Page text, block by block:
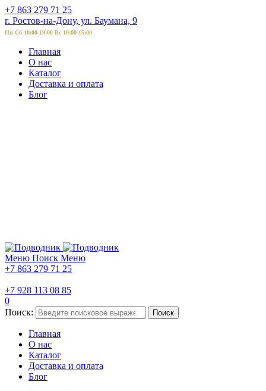
+7 863 279 71 25
г. Ростов-на-Дону, ул. Баумана, 9
Пн-Сб 10:00-19:00 Вс 10:00-15:00
Главная
О нас
Каталог
Доставка и оплата
Блог
Меню Поиск Меню
+7 863 279 71 25
+7 928 113 08 85
0
Поиск:
Поиск
Главная
О нас
Каталог
Доставка и оплата
Блог